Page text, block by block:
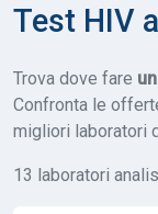
Test HIV
Trova dove fare
Confronta le
migliori laboratori
13 laboratori